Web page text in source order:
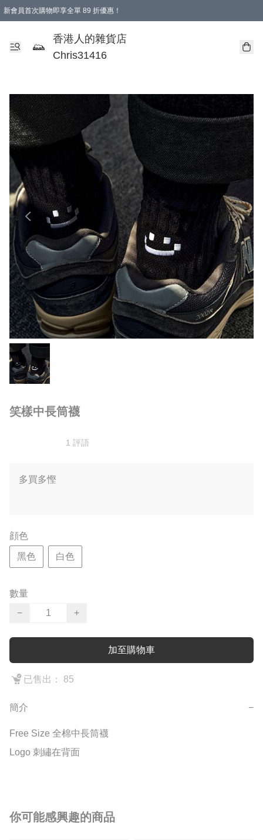
新會員首次購物即享全單 89 折優惠！
購物滿 HKD 499.00即享免運費優惠！（適用於 本地送貨、本地取貨 )
【滿 $300 專屬驚喜：無聲信物（最後一批）】
香港人的雜貨店
Chris31416
笑樣中長筒襪
1 評語
多買多慳
顔色
黑色 白色
數量
−
+
加至購物車
已售出： 85
簡介 −
Free Size 全棉中長筒襪
Logo 刺繡在背面
你可能感興趣的商品